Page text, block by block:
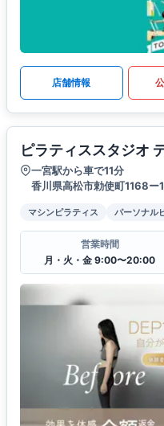
店舗情報
ピラティススタジオ
一宮駅から車で11分
香川県高松市勅使町1168
マシンピラティス パーソナル
営業時間
月・火・金 9:00〜20:00